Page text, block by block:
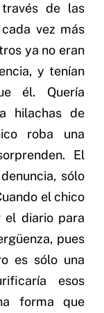
de las
vez más
ya no eran
y tenían
él. Quería
hilachas de
roba una
El
sólo
el chico
el diario para
pues
es sólo una
esos
forma que